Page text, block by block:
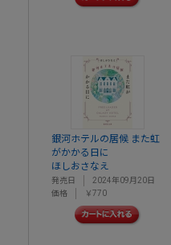
銀河ホテルの居候 また虹
がかかる日に
ほしおさなえ
発売日
2024年09月20日
価格
￥770